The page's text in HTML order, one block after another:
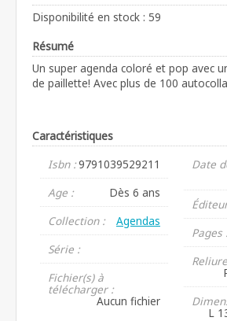
Disponibilité en stock : 59
Résumé
Un super agenda coloré et pop avec
de paillette! Avec plus de 100
Caractéristiques
Isbn :9791039529211
Age :
Dès 6 ans
Collection :
Agendas
Série :
Fichier(s) à
télécharger :
Aucun fichier
Date
Pages
L